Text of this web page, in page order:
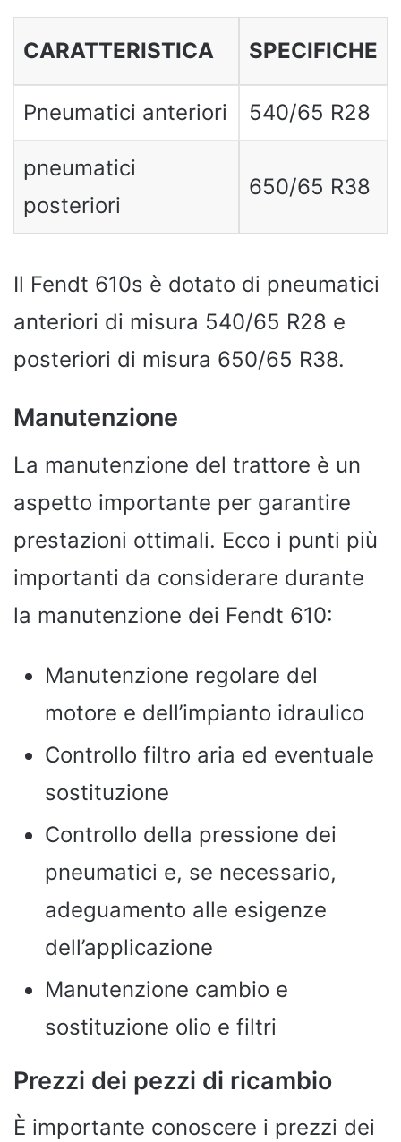
CARATTERISTICA SPECIFICHE
Pneumatici anteriori 540/65 R28
pneumatici
posteriori
650/65 R38
Il Fendt 610s è dotato di pneumatici
anteriori di misura 540/65 R28 e
posteriori di misura 650/65 R38.
Manutenzione
La manutenzione del trattore è un
aspetto importante per garantire
prestazioni ottimali. Ecco i punti più
importanti da considerare durante
la manutenzione dei Fendt 610:
Manutenzione regolare del
motore e dell’impianto idraulico
Controllo filtro aria ed eventuale
sostituzione
Controllo della pressione dei
pneumatici e, se necessario,
adeguamento alle esigenze
dell’applicazione
Manutenzione cambio e
sostituzione olio e filtri
Prezzi dei pezzi di ricambio
È importante conoscere i prezzi dei